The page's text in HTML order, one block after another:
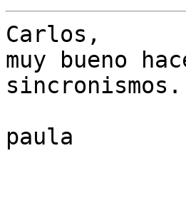
Carlos,
muy bueno
paula